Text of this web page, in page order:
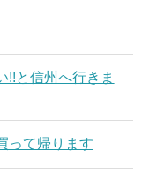
!!と信州へ行きま
って帰ります